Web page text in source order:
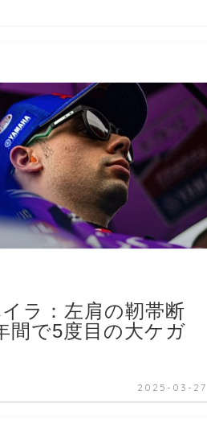
ラ：左肩の靭帯断
間で5度目の大ケガ
2025-03-27